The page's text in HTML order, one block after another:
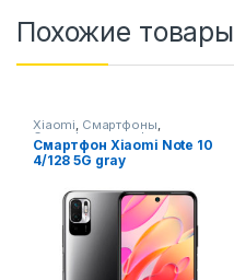
Похожие товары
Xiaomi, Смартфоны,
Смартфоны,телефоны,
гаджеты, аксессуары
Смартфон Xiaomi Note 10
4/128 5G gray